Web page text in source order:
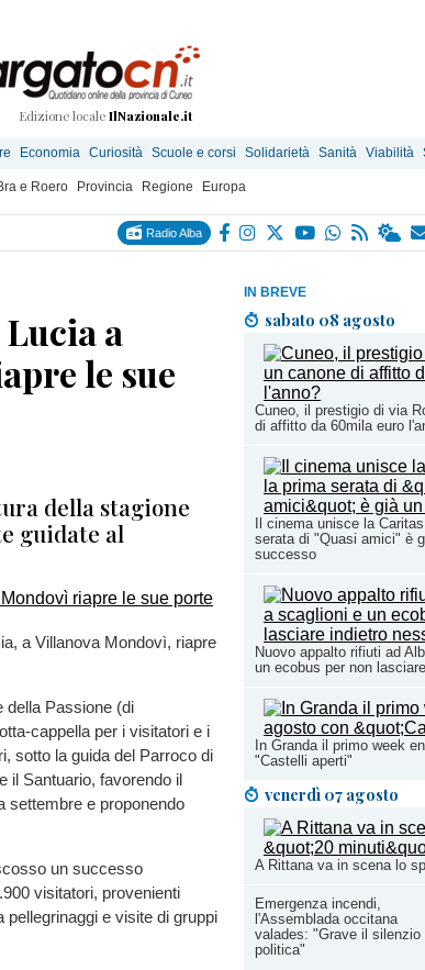
Edizione locale IlNazionale.it
Economia Curiosità Scuole e corsi Solidarietà Sanità Viabilità
e Roero Provincia Regione Europa
Radio Alba
IN BREVE
sabato 08 agosto
Cuneo, il prestigio di via
di affitto da 60mila euro
Il cinema unisce la
serata di "Quasi amici" è
successo
Nuovo appalto rifiuti ad
un ecobus per non
In Granda il primo week
"Castelli aperti"
venerdì 07 agosto
A Rittana va in scena lo
Emergenza incendi,
l'Assemblada occitana
valades: "Grave il silenzio
politica"
a
le sue
della stagione
guidate al
a Villanova Mondovì, riapre
della Passione (di
cappella per i visitatori e i
sotto la guida del Parroco di
il Santuario, favorendo il
settembre e proponendo
un successo
visitatori, provenienti
pellegrinaggi e visite di gruppi